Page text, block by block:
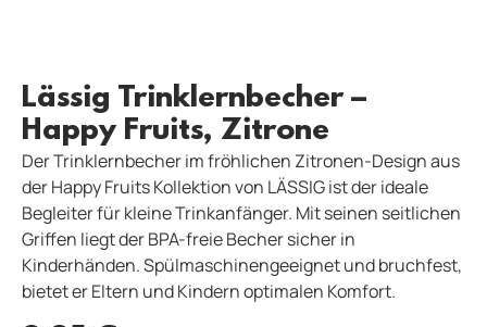
Lässig Trinklernbecher –
Happy Fruits, Zitrone
Der Trinklernbecher im fröhlichen Zitronen-Design aus
der Happy Fruits Kollektion von LÄSSIG ist der ideale
Begleiter für kleine Trinkanfänger. Mit seinen seitlichen
Griffen liegt der BPA-freie Becher sicher in
Kinderhänden. Spülmaschinengeeignet und bruchfest,
bietet er Eltern und Kindern optimalen Komfort.